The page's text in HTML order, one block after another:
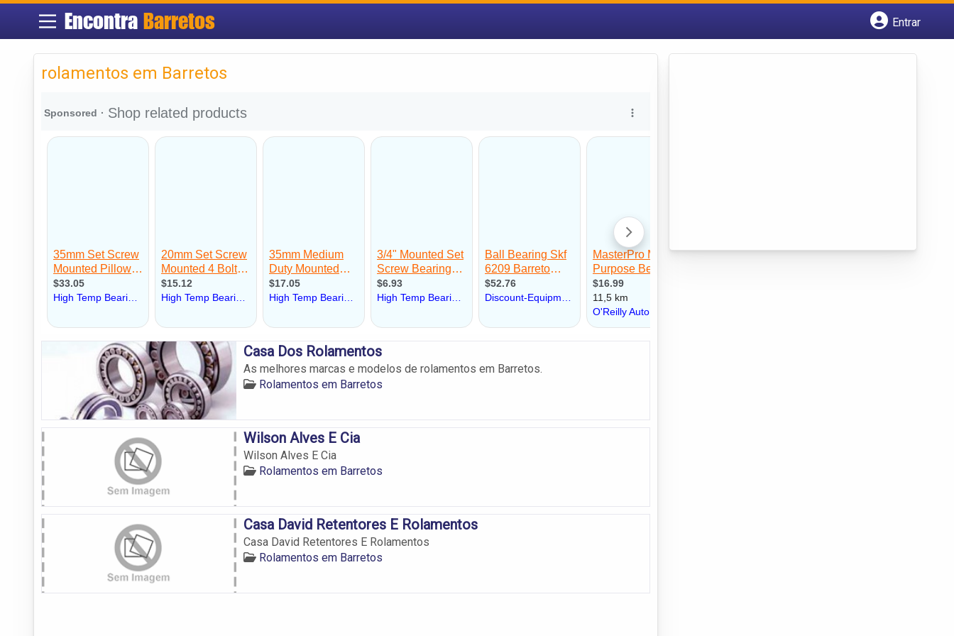
EncontraBarretos
Entrar
rolamentos em Barretos
Casa Dos Rolamentos
As melhores marcas e modelos de rolamentos em Barretos.
Rolamentos em Barretos
Wilson Alves E Cia
Wilson Alves E Cia
Rolamentos em Barretos
Casa David Retentores E Rolamentos
Casa David Retentores E Rolamentos
Rolamentos em Barretos